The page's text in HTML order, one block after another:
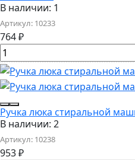
В наличии: 1
Артикул: 10233
764₽
Ручка люка стиральной
В наличии: 2
Артикул: 10238
953₽